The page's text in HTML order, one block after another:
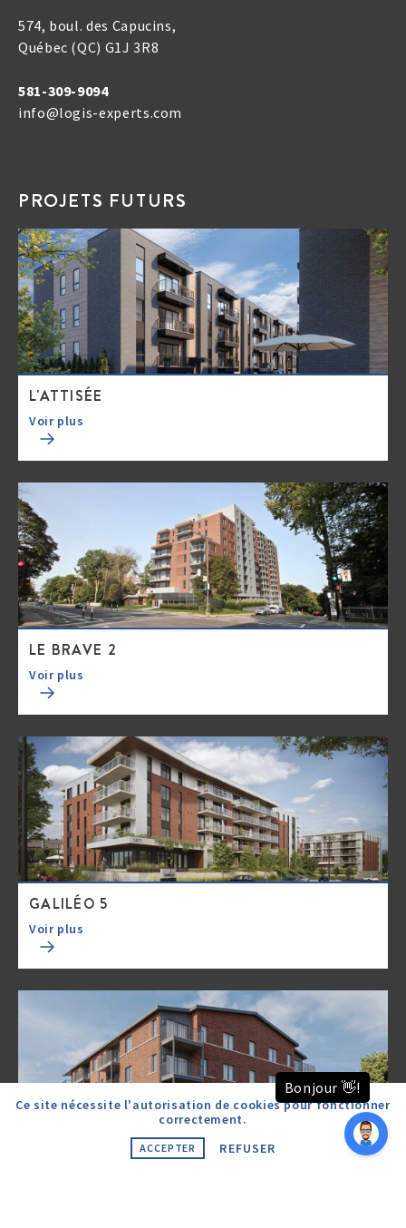
574, boul. des Capucins,
Québec (QC) G1J 3R8
581-309-9094
info@logis-experts.com
PROJETS FUTURS
L'ATTISÉE
Voir plus
LE BRAVE 2
Voir plus
GALILÉO 5
Voir plus
PLACE DU CHATEAU
Ce site nécessite l'autorisation de cookies pour fonctionner
correctement.
ACCEPTER REFUSER